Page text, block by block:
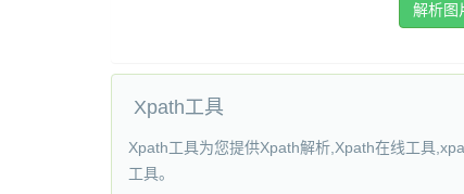
解析图
Xpath工具
Xpath工具为您提供Xpath解析,Xpath在线工具
工具。